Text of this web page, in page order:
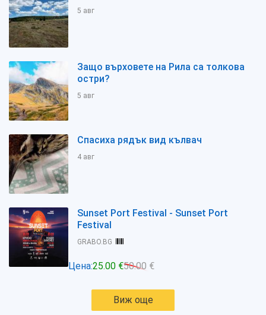
5 авг
Защо върховете на Рила са толкова
остри?
5 авг
Спасиха рядък вид кълвач
4 авг
Sunset Port Festival - Sunset Port
Festival
GRABO.BG
Цена:25.00 €50.00 €
Виж още